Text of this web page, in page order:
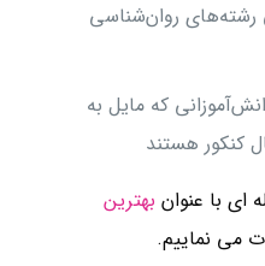
رشته‌های روان‌شناسی
که مایل به
کنکور هستند
ای با عنوانبهترین
می نماییم.